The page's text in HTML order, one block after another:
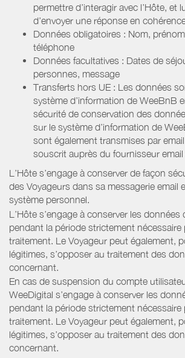
permettre d’interagir avec l’Hôte, et
d’envoyer une réponse en
Données obligatoires : Nom,
téléphone
Données facultatives : Dates de
personnes, message
Transferts hors UE : Les données
système d’information de WeeBnB
sécurité de conservation des
sur le système d’information de
sont également transmises par email
souscrit auprès du fournisseur
L’Hôte s’engage à conserver de façon
des Voyageurs dans sa messagerie email
système personnel.
L’Hôte s’engage à conserver les données
pendant la période strictement nécessaire
traitement. Le Voyageur peut également,
légitimes, s’opposer au traitement des
concernant.
En cas de suspension du compte
WeeDigital s’engage à conserver les
pendant la période strictement nécessaire
traitement. Le Voyageur peut également,
légitimes, s’opposer au traitement des
concernant.